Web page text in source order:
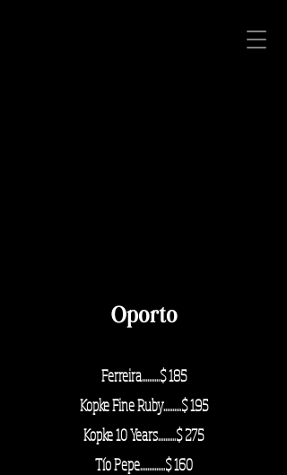
Oporto
Ferreira..........$ 185
Kopke Fine Ruby..........$ 195
Kopke 10 Years..........$ 275
Tío Pepe..............$ 160